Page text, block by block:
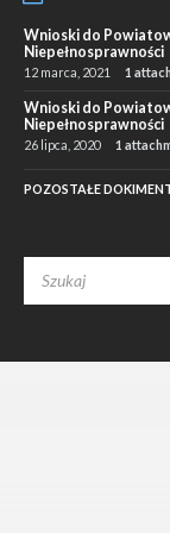
Wnioski do
Niepełnosprawności
12 marca, 2021 1
Wnioski do
Niepełnosprawności
26 lipca, 2020 1
POZOSTAŁE